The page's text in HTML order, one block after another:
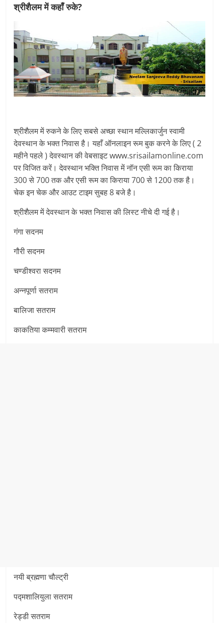
श्रीशैलम में कहाँ रुके?
श्रीशैलम में रुकने के लिए सबसे अच्छा स्थान मल्लिकार्जुन स्वामी
देवस्थान के भक्त निवास है। यहाँ ऑनलाइन रूम बुक करने के लिए ( 2
महीने पहले ) देवस्थान की वेबसाइट www.srisailamonline.com
पर विजित करें। देवस्थान भक्ति निवास में नॉन एसी रूम का किराया
300 से 700 तक और एसी रूम का किराया 700 से 1200 तक है।
चेक इन चेक और आउट टाइम सुबह 8 बजे है।
श्रीशैलम में देवस्थान के भक्त निवास की लिस्ट नीचे दी गई है।
गंगा सदनम
गौरी सदनम
चण्डीश्वरा सदनम
अन्नपूर्णा सतराम
बालिजा सतराम
काकतिया कम्मवारी सतराम
नयी ब्रह्मणा चौल्ट्री
पद्मशालियुला सतराम
रेड्डी सतराम